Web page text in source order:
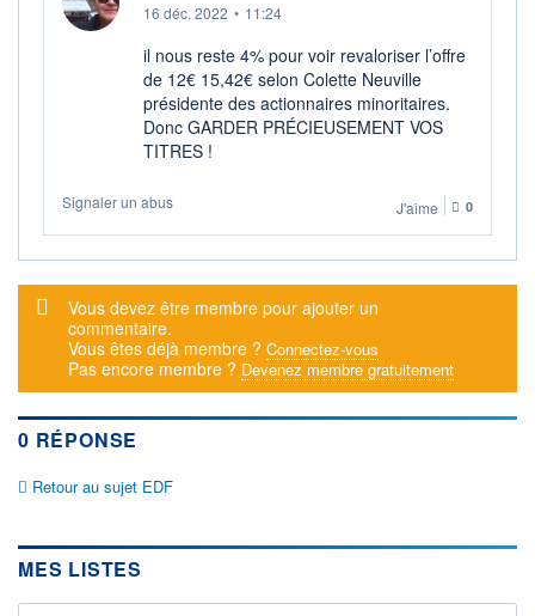
VOLUME
0,00%
VALORISATION
50 034 MEUR
DERNIER ÉCHANGE
17.05.23 / 17:35:10
LIMITE À LA LIMITE À LA
RENDEMENT
ESTIMÉ 2026
- -
DIVIDENDE
0,00 EUR
DERNIER
DIVIDENDE
-
PROCHAIN
DIVIDENDE
-
ÉLIGIBILITÉ
SRD
Non éligible
Boursobank
+ ALERTE + PORTEFEUILLE + LISTE
16 déc. 2022 • 11:24
il nous reste 4% pour voir revaloriser l’offre
de 12€ 15,42€ selon Colette Neuville
présidente des actionnaires minoritaires.
Donc GARDER PRÉCIEUSEMENT VOS
TITRES !
Signaler un abus J'aime 0
Message d'alerte
Vous devez être membre pour ajouter un
commentaire.
Vous êtes déjà membre ? Connectez-vous
Pas encore membre ? Devenez membre gratuitement
0 RÉPONSE
Retour au sujet EDF
MES LISTES